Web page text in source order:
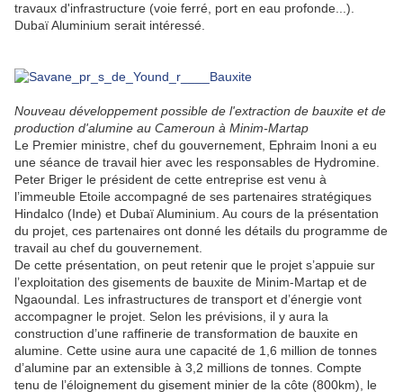
travaux d'infrastructure (voie ferré, port en eau profonde...).
Dubaï Aluminium serait intéressé.
Nouveau développement possible de l'extraction de bauxite et de
production d'alumine au Cameroun à Minim-Martap
Le Premier ministre, chef du gouvernement, Ephraim Inoni a eu
une séance de travail hier avec les responsables de Hydromine.
Peter Briger le président de cette entreprise est venu à
l’immeuble Etoile accompagné de ses partenaires stratégiques
Hindalco (Inde) et Dubaï Aluminium. Au cours de la présentation
du projet, ces partenaires ont donné les détails du programme de
travail au chef du gouvernement.
De cette présentation, on peut retenir que le projet s’appuie sur
l’exploitation des gisements de bauxite de Minim-Martap et de
Ngaoundal. Les infrastructures de transport et d’énergie vont
accompagner le projet. Selon les prévisions, il y aura la
construction d’une raffinerie de transformation de bauxite en
alumine. Cette usine aura une capacité de 1,6 million de tonnes
d’alumine par an extensible à 3,2 millions de tonnes. Compte
tenu de l’éloignement du gisement minier de la côte (800km), le